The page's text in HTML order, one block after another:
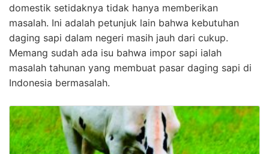
domestik setidaknya tidak hanya memberikan
masalah. Ini adalah petunjuk lain bahwa kebutuhan
daging sapi dalam negeri masih jauh dari cukup.
Memang sudah ada isu bahwa impor sapi ialah
masalah tahunan yang membuat pasar daging sapi di
Indonesia bermasalah.